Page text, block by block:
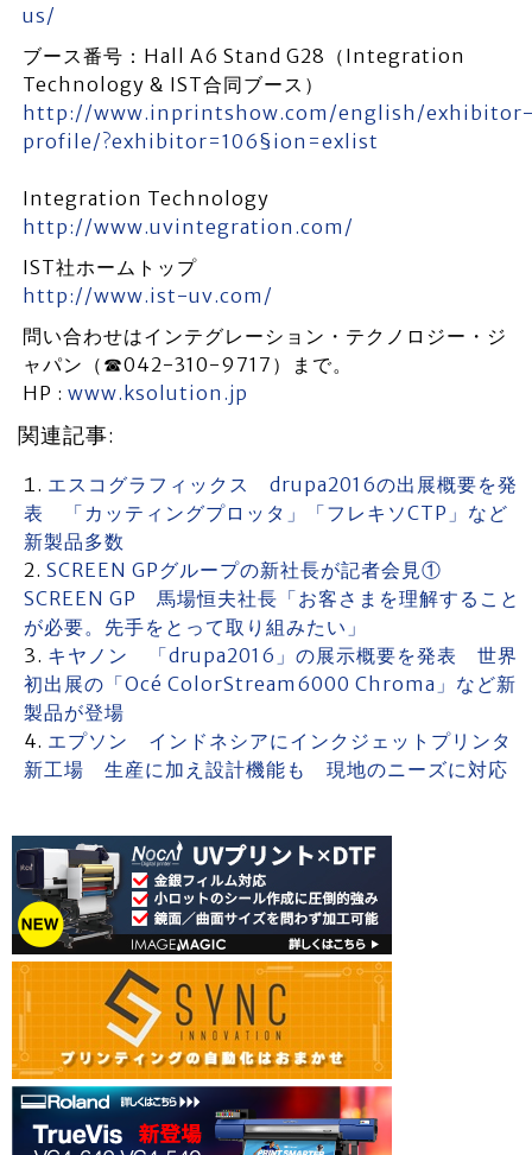
us/
ブース番号：Hall A6 Stand G28（Integration
Technology & IST合同ブース）
http://www.inprintshow.com/english/
profile/?exhibitor=106§ion=exlist
Integration Technology
http://www.uvintegration.com/
IST社ホームトップ
http://www.ist-uv.com/
問い合わせはインテグレーション・テクノロジー・ジ
ャパン（☎042-310-9717）まで。
HP : www.ksolution.jp
関連記事:
エスコグラフィックス drupa2016の出展概要を発
表 「カッティングプロッタ」「フレキソCTP」など
新製品多数
SCREEN GPグループの新社長が記者会見①
SCREEN GP 馬場恒夫社長「お客さまを理解すること
が必要。先手をとって取り組みたい」
キヤノン 「drupa2016」の展示概要を発表 世界
初出展の「Océ ColorStream6000 Chroma」など新
製品が登場
エプソン インドネシアにインクジェットプリンタ
新工場 生産に加え設計機能も 現地のニーズに対応